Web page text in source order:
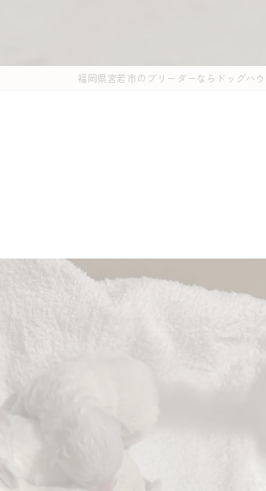
福岡県宮若市のブリーダーならドッグハ